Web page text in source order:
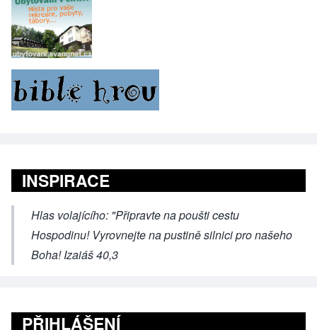
INSPIRACE
Hlas volajícího: "Připravte na poušti cestu
Hospodinu! Vyrovnejte na pustině silnici pro našeho
Boha! Izaiáš 40,3
PŘIHLÁŠENÍ